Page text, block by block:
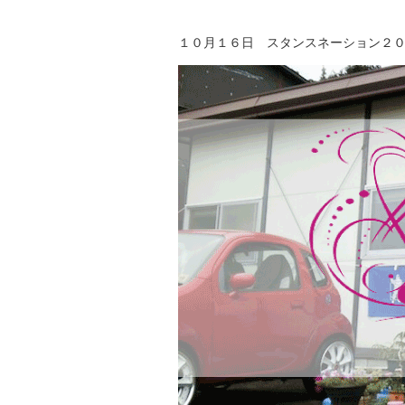
１０月１６日 スタンスネーション２